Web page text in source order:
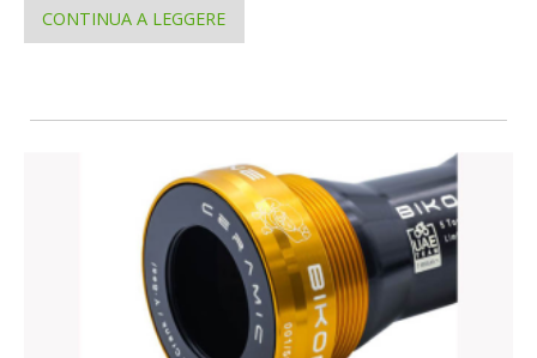
CONTINUA A LEGGERE